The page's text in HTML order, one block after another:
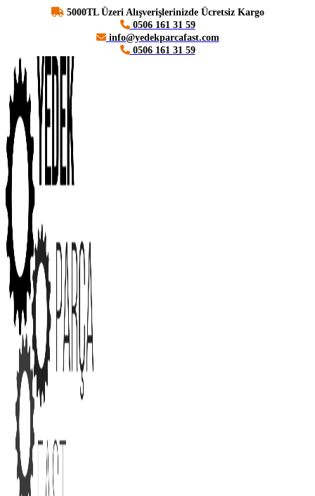
5000TL Üzeri Alışverişlerinizde Ücretsiz Kargo
0506 161 31 59
info@yedekparcafast.com
0506 161 31 59